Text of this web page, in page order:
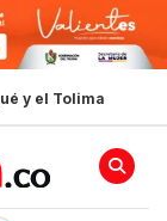
y el Tolima